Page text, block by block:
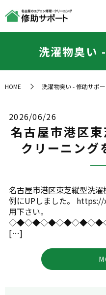
洗濯物臭い
HOME 洗濯物臭い - 修助サポ
2026/06/26
名古屋市港区
クリーニング
名古屋市港区東芝縦型洗
例にUPしました。
用下さい。
[…]